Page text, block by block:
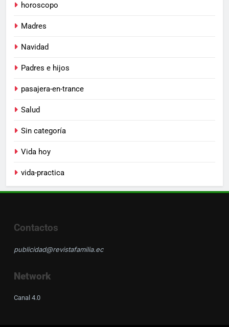
horoscopo
Madres
Navidad
Padres e hijos
pasajera-en-trance
Salud
Sin categoría
Vida hoy
vida-practica
Contactos
publicidad@revistafamilia.ec
Network
Canal 4.0